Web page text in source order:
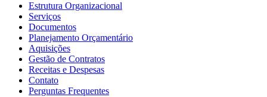
Estrutura Organizacional
Serviços
Documentos
Planejamento Orçamentário
Aquisições
Gestão de Contratos
Receitas e Despesas
Contato
Perguntas Frequentes